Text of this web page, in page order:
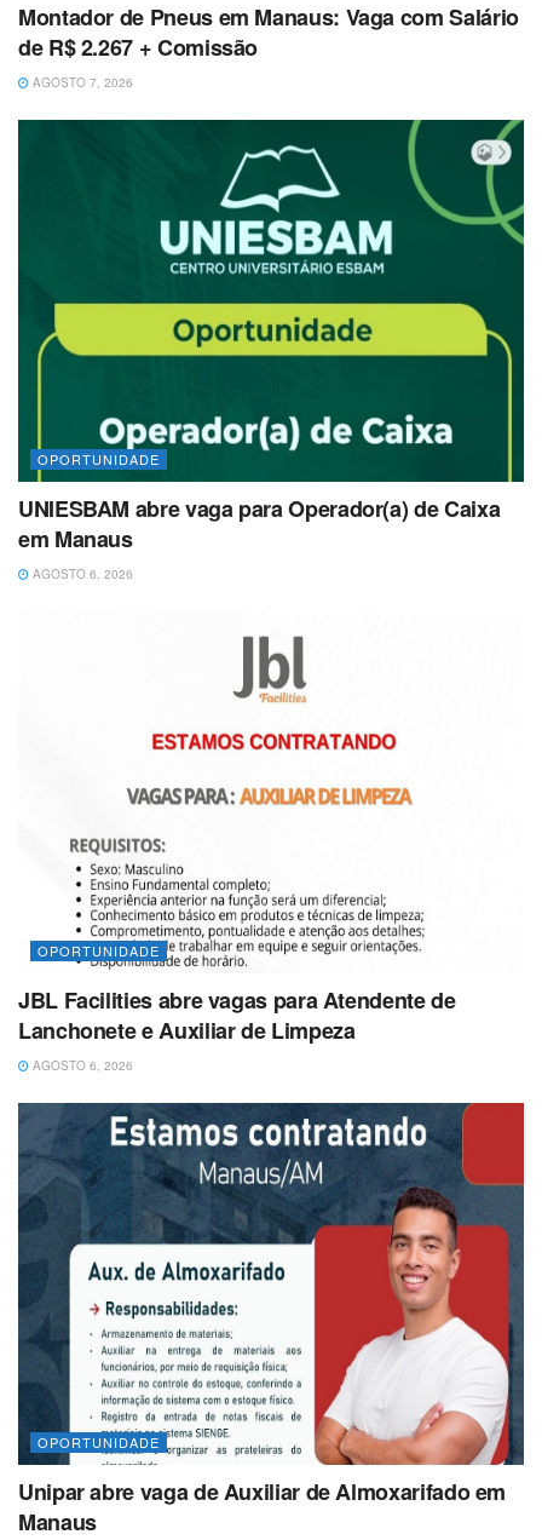
Montador de Pneus em Manaus: Vaga com Salário
de R$ 2.267 + Comissão
AGOSTO 7, 2026
OPORTUNIDADE
UNIESBAM abre vaga para Operador(a) de Caixa
em Manaus
AGOSTO 6, 2026
OPORTUNIDADE
JBL Facilities abre vagas para Atendente de
Lanchonete e Auxiliar de Limpeza
AGOSTO 6, 2026
OPORTUNIDADE
Unipar abre vaga de Auxiliar de Almoxarifado em
Manaus